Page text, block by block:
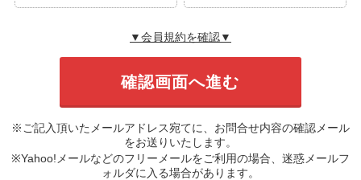
▼会員規約を確認▼
※ご記入頂いたメールアドレス宛てに、お問合せ内容の確認メール
をお送りいたします。
※Yahoo!メールなどのフリーメールをご利用の場合、迷惑メールフ
ォルダに入る場合があります。